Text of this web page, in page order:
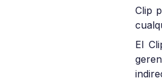
Clip
El